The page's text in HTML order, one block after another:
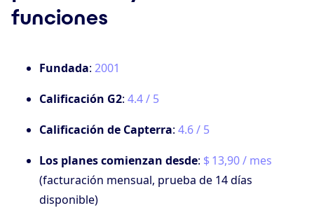
funciones
Fundada: 2001
Calificación G2: 4.4 / 5
Calificación de Capterra: 4.6 / 5
Los planes comienzan desde: $ 13,90 / mes
(facturación mensual, prueba de 14 días
disponible)